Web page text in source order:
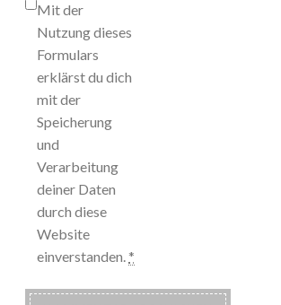
Mit der
Nutzung dieses
Formulars
erklärst du dich
mit der
Speicherung
und
Verarbeitung
deiner Daten
durch diese
Website
einverstanden. *